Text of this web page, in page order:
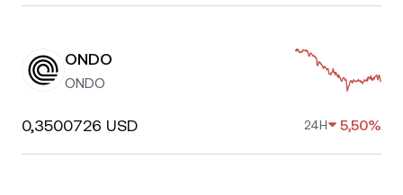
ONDO
ONDO
0,3500726 USD 24H 5,50%